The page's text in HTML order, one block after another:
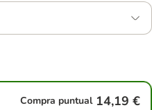
Compra puntual 14,19 €